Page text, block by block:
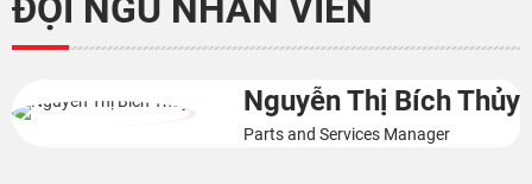
ĐỘI NGŨ NHÂN VIÊN
Nguyễn Tuấn Kiệt
Project Manager